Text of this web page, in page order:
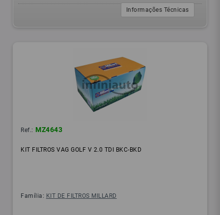
Informações Técnicas
Ref.: MZ4643
KIT FILTROS VAG GOLF V 2.0 TDI BKC-BKD
Família: KIT DE FILTROS MILLARD